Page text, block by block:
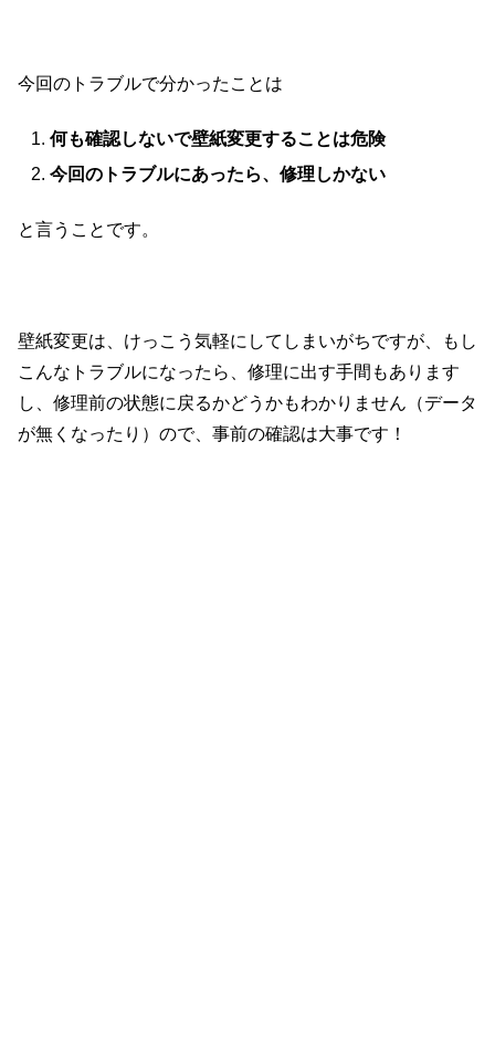
今回のトラブルで分かったことは
何も確認しないで壁紙変更することは危険
今回のトラブルにあったら、修理しかない
と言うことです。
壁紙変更は、けっこう気軽にしてしまいがちですが、もし
こんなトラブルになったら、修理に出す手間もあります
し、修理前の状態に戻るかどうかもわかりません（データ
が無くなったり）ので、事前の確認は大事です！